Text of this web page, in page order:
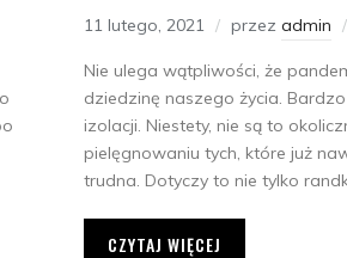
11 lutego, 2021 przez admin
Nie ulega wątpliwości, że
dziedzinę naszego życia.
izolacji. Niestety, nie są to
pielęgnowaniu tych, które już
trudna. Dotyczy to nie tylko
CZYTAJ WIĘCEJ